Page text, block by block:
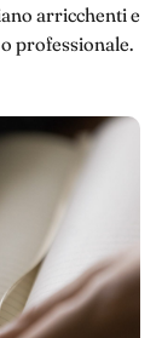
arricchenti e
professionale.